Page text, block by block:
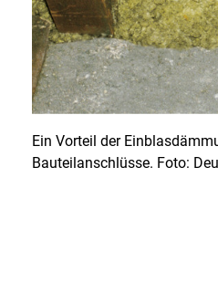
Ein Vorteil der
Bauteilanschlüsse. Foto: